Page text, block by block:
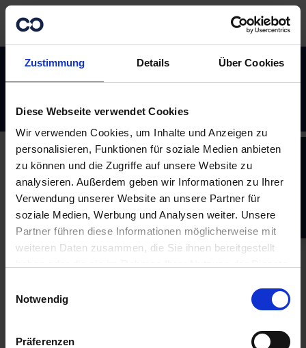
Zustimmung Details Über Cookies
Diese Webseite verwendet Cookies
Wir verwenden Cookies, um Inhalte und Anzeigen zu
personalisieren, Funktionen für soziale Medien anbieten
zu können und die Zugriffe auf unsere Website zu
analysieren. Außerdem geben wir Informationen zu Ihrer
Verwendung unserer Website an unsere Partner für
soziale Medien, Werbung und Analysen weiter. Unsere
Partner führen diese Informationen möglicherweise mit
weiteren Daten zusammen, die Sie ihnen bereitgestellt
Notwendig
Präferenzen
14
Spenden
Sprache
The news record is not available anymore.
Newsletter
Datenschutz
InstagramFacebook